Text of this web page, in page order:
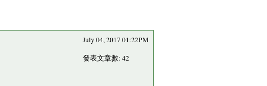
July 04, 2017 01:22PM
發表文章數: 42